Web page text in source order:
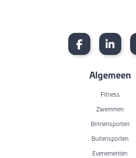
Algemeen
Fitness
Zwemmen
Binnensporten
Buitensporten
Evenementen